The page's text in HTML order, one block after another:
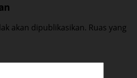
akan dipublikasikan. Ruas yang